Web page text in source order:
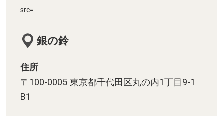
src=
銀の鈴
住所
〒100-0005 東京都千代田区丸の内1丁目9-1
B1